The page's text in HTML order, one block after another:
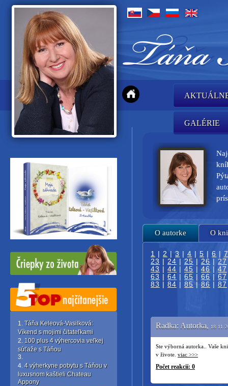
GALÉRIE
Táňa Keleová-Vasilková:
Víkend s mojimi čitateľkami
100 plus 4 výhercovia veľkej
súťaže s Táňou
4 výherkyne pobytu s Táňou v
luxusnom kaštieli Chateau
Appony
O autorke O
1 | 2 | 3 | 4 | 5 | 6 | 7
23 | 24 | 25 | 26 | 27
43 | 44 | 45 | 46 | 47
63 | 64 | 65 | 66 | 67
83 | 84 | 85 | 86 | 87
Radka: Autorka, 18. 11.
Ste výborná autorka.. Vaše
v živote. viac >>>
Počet reakcií: 0